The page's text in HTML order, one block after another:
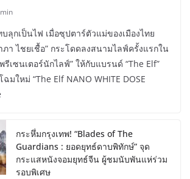
ลุกเป็นไฟ เมื่อซุปตาร์ตัวแม่ของเมืองไทย
ภา ไชยเชื้อ” กระโดดลงสนามไลฟ์ครั้งแรกใน
เซนเตอร์นักไลฟ์” ให้กับแบรนด์ “The Elf”
มใหม่ “The Elf NANO WHITE DOSE
กระหึ่มกรุงเทพ! “Blades of The
Guardians : ยอดยุทธ์ดาบพิทักษ์” จุด
กระแสหนังจอมยุทธ์จีน ผู้ชมนับพันแห่ร่วม
รอบพิเศษ